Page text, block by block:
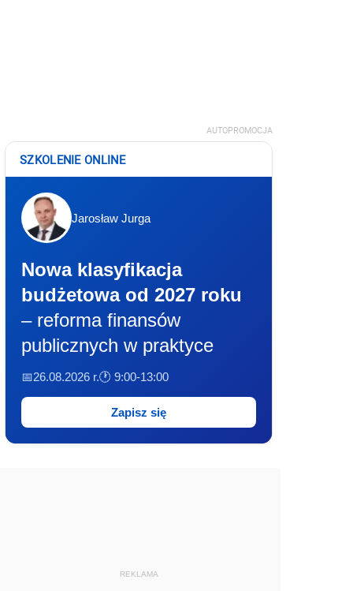
AUTOPROMOCJA
SZKOLENIE ONLINE
Jarosław Jurga
Nowa klasyfikacja
budżetowa od 2027 roku
– reforma finansów
publicznych w praktyce
📅26.08.2026 r.🕐 9:00-13:00
Zapisz się
REKLAMA